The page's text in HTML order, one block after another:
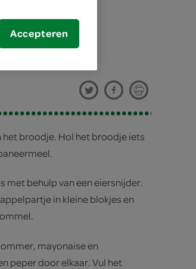
het broodje. Hol het broodje iets
met behulp van een eiersnijder.
in kleine blokjes en
mayonaise en
peper door elkaar. Vul het
Accepteren